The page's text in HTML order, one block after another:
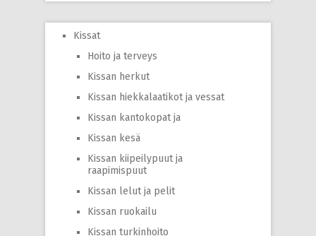
Kissat
Hoito ja terveys
Kissan herkut
Kissan hiekkalaatikot ja vessat
Kissan kantokopat ja
Kissan kesä
Kissan kiipeilypuut ja
raapimispuut
Kissan lelut ja pelit
Kissan ruokailu
Kissan turkinhoito